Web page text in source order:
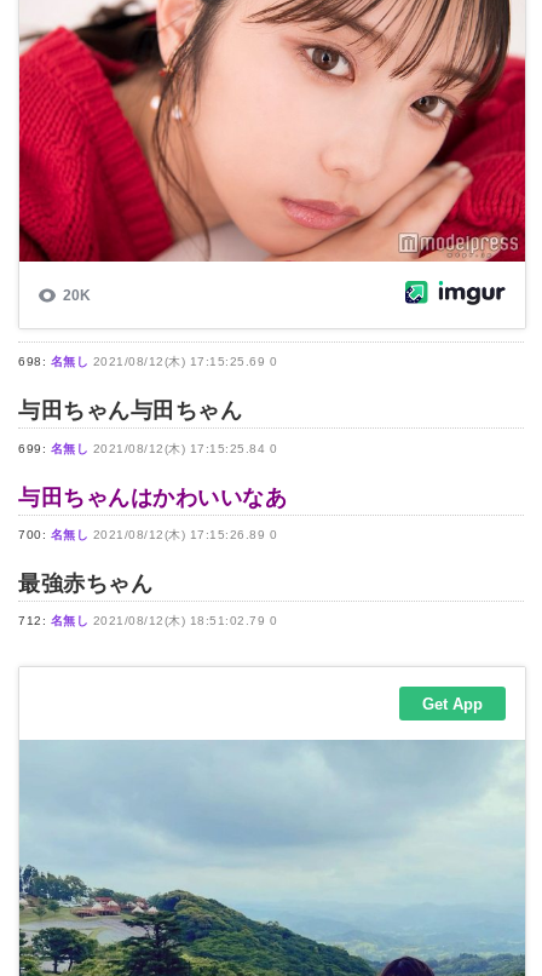
698: 名無し 2021/08/12(木) 17:15:25.69 0
与田ちゃん与田ちゃん
699: 名無し 2021/08/12(木) 17:15:25.84 0
与田ちゃんはかわいいなあ
700: 名無し 2021/08/12(木) 17:15:26.89 0
最強赤ちゃん
712: 名無し 2021/08/12(木) 18:51:02.79 0